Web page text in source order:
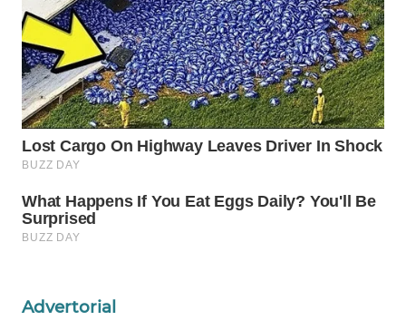
Advertorial
MADURA
WN
SURABAYA
WN
NATUNA
WN
BINTAN